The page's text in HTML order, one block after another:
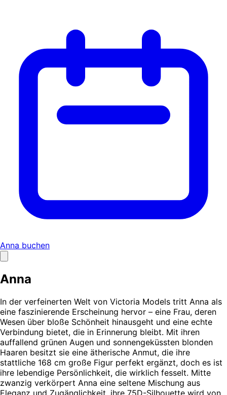
Anna buchen
Anna
In der verfeinerten Welt von Victoria Models tritt Anna als
eine faszinierende Erscheinung hervor – eine Frau, deren
Wesen über bloße Schönheit hinausgeht und eine echte
Verbindung bietet, die in Erinnerung bleibt. Mit ihren
auffallend grünen Augen und sonnengeküssten blonden
Haaren besitzt sie eine ätherische Anmut, die ihre
stattliche 168 cm große Figur perfekt ergänzt, doch es ist
ihre lebendige Persönlichkeit, die wirklich fesselt. Mitte
zwanzig verkörpert Anna eine seltene Mischung aus
Eleganz und Zugänglichkeit, ihre 75D-Silhouette wird von